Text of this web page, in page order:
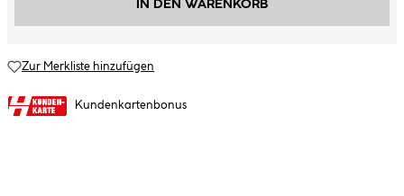
IN DEN WARENKORB
Zur Merkliste hinzufügen
Kundenkartenbonus